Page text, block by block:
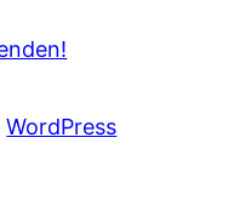
WordPress